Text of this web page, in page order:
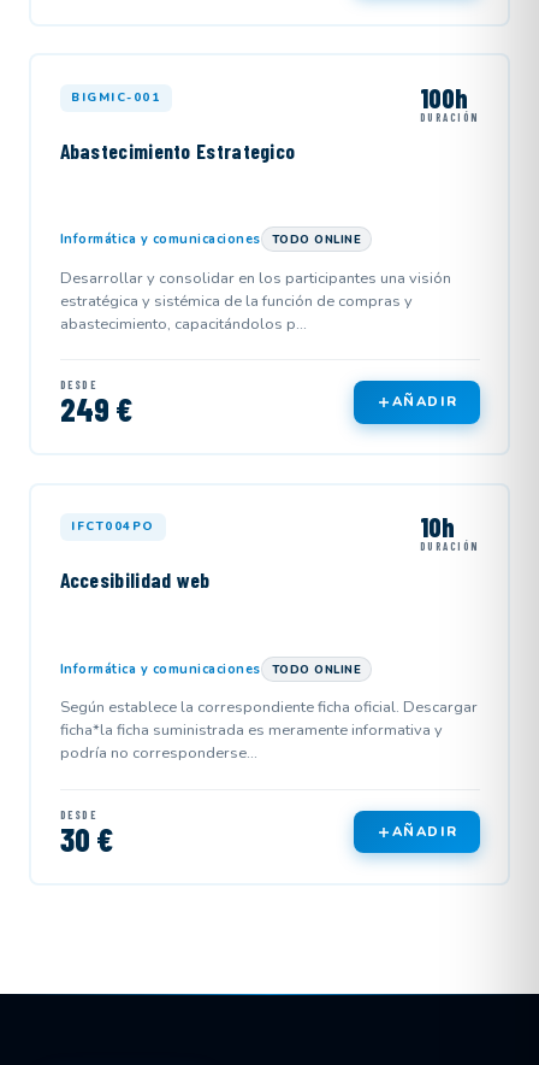
BIGMIC-001 100h
DURACIÓN
Abastecimiento Estrategico
Informática y comunicaciones TODO ONLINE
Desarrollar y consolidar en los participantes una visión
estratégica y sistémica de la función de compras y
abastecimiento, capacitándolos p...
DESDE
249 € AÑADIR
IFCT004PO 10h
DURACIÓN
Accesibilidad web
Informática y comunicaciones TODO ONLINE
Según establece la correspondiente ficha oficial. Descargar
ficha*la ficha suministrada es meramente informativa y
podría no corresponderse...
DESDE
30 € AÑADIR